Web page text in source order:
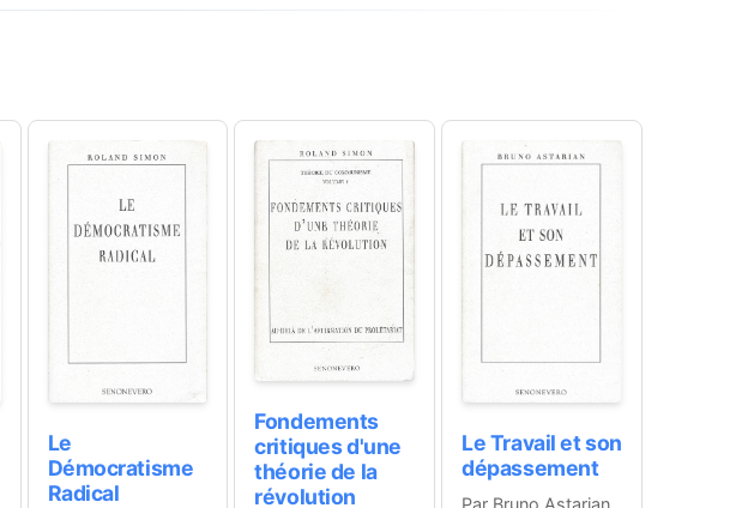
Le
Démocratisme
Radical
Fondements
critiques d'une
théorie de la
révolution
Le Travail et son
dépassement